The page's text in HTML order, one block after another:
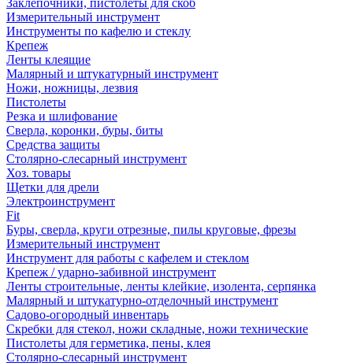
Заклепочники, пистолеты для скоб
Измерительный инструмент
Инструменты по кафелю и стеклу
Крепеж
Ленты клеящие
Малярный и штукатурный инструмент
Ножи, ножницы, лезвия
Пистолеты
Резка и шлифование
Сверла, коронки, буры, биты
Средства защиты
Столярно-слесарный инструмент
Хоз. товары
Щетки для дрели
Электроинструмент
Fit
Буры, сверла, круги отрезные, пилы круговые, фрезы
Измерительный инструмент
Инструмент для работы с кафелем и стеклом
Крепеж / ударно-забивной инструмент
Ленты строительные, ленты клейкие, изолента, серпянка
Малярный и штукатурно-отделочный инструмент
Садово-огородный инвентарь
Скребки для стекол, ножи складные, ножи технические
Пистолеты для герметика, пены, клея
Столярно-слесарный инструмент